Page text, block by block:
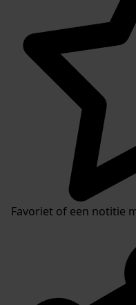
Favoriet of een notitie